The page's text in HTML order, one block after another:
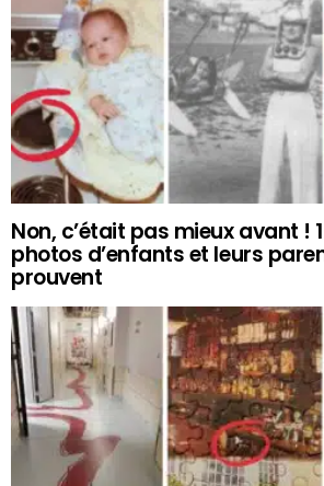
Non, c’était pas mieux avant !
photos d’enfants et leurs
prouvent